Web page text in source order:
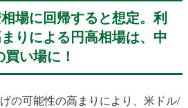
場に回帰すると想定。利
りによる円高相場は、中
い場に！
の可能性の高まりにより、米ドル/